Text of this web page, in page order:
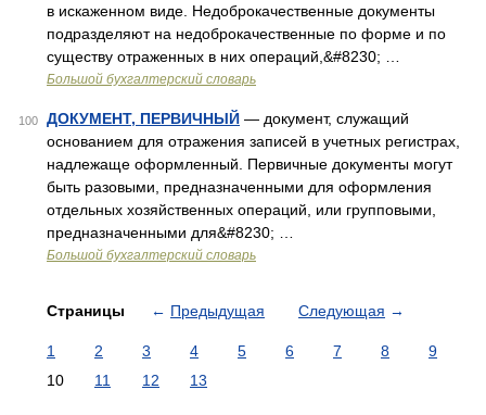
в искаженном виде. Недоброкачественные документы
подразделяют на недоброкачественные по форме и по
существу отраженных в них операций,&#8230; …
Большой бухгалтерский словарь
100 ДОКУМЕНТ, ПЕРВИЧНЫЙ — документ, служащий
основанием для отражения записей в учетных регистрах,
надлежаще оформленный. Первичные документы могут
быть разовыми, предназначенными для оформления
отдельных хозяйственных операций, или групповыми,
предназначенными для&#8230; …
Большой бухгалтерский словарь
Страницы ← Предыдущая Следующая →
1 2 3 4 5 6 7 8
9
10
11 12 13